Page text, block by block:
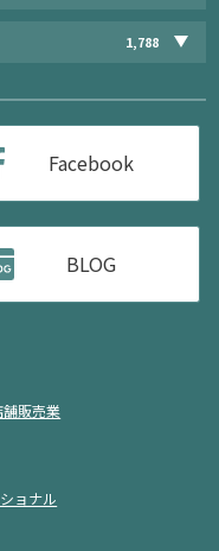
1,788
Facebook
BLOG
販売業
ョナル